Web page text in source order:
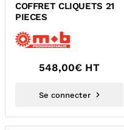
COFFRET CLIQUETS 21
PIECES
548,00€ HT
Se connecter